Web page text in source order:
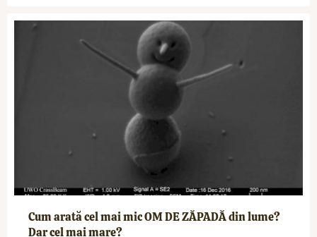
Cum arată cel mai mic OM DE ZĂPADĂ din lume?
Dar cel mai mare?